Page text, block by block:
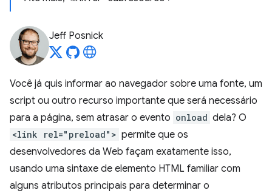
Jeff Posnick
Você já quis informar ao navegador sobre uma fonte, um
script ou outro recurso importante que será necessário
para a página, sem atrasar o evento onload dela? O
<link rel="preload"> permite que os
desenvolvedores da Web façam exatamente isso,
usando uma sintaxe de elemento HTML familiar com
alguns atributos principais para determinar o